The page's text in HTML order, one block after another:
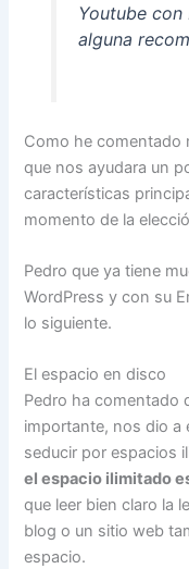
Youtube con
alguna
Como he comentado
que nos ayudara un
características
momento de la
Pedro que ya tiene
WordPress y con su
lo siguiente.
El espacio en disco
Pedro ha comentado
importante, nos dio a
seducir por espacios
el espacio ilimitado
que leer bien claro la
blog o un sitio web
espacio.